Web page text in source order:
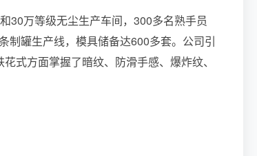
30万等级无尘生产车间，300多名熟手员
制罐生产线，模具储备达600多套。公司引
式方面掌握了暗纹、防滑手感、爆炸纹、